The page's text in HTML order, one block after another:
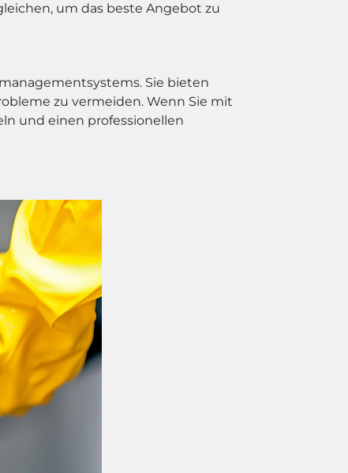
um das beste Angebot zu
Sie bieten
zu vermeiden. Wenn Sie mit
und einen professionellen